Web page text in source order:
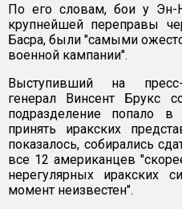
По его словам, бои у Эн-
крупнейшей переправы
Басра, были "самыми
военной кампании".
Выступивший на
генерал Винсент Брукс
подразделение попало в
принять иракских
показалось, собирались
все 12 американцев
нерегулярных иракских
момент неизвестен".